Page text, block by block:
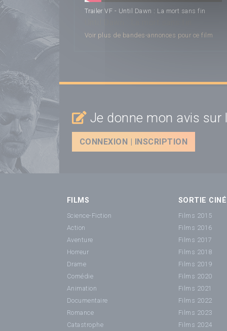
Trailer VF - Until Dawn : La mort sans fin
Voir plus de bandes-annonces pour ce film
Je donne mon avis sur
CONNEXION | INSCRIPTION
FILMS
Science-Fiction
Action
Aventure
Horreur
Drame
Comédie
Animation
Documentaire
Romance
Catastrophe
SORTIE CINÉ
Films 2015
Films 2016
Films 2017
Films 2018
Films 2019
Films 2020
Films 2021
Films 2022
Films 2023
Films 2024